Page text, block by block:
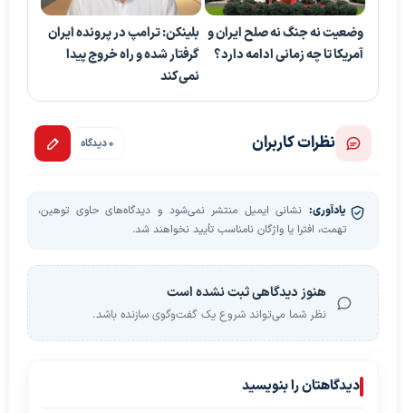
وضعیت نه جنگ نه صلح ایران و
آمریکا تا چه زمانی ادامه دارد؟
بلینکن: ترامپ در پرونده ایران
گرفتار شده و راه خروج پیدا
نمی‌کند
نظرات کاربران 0 دیدگاه
یادآوری: نشانی ایمیل منتشر نمی‌شود و دیدگاه‌های حاوی توهین،
تهمت، افترا یا واژگان نامناسب تأیید نخواهند شد.
هنوز دیدگاهی ثبت نشده است
نظر شما می‌تواند شروع یک گفت‌وگوی سازنده باشد.
دیدگاهتان را بنویسید